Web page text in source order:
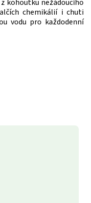
kohoutku nežádoucího
chemikálií i chuti
vodu pro každodenní